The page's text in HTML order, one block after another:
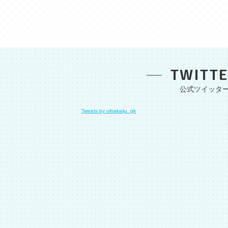
Tweets by ultrakaiju_gk